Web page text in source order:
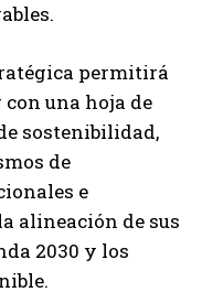
permitirá
una hoja de
sostenibilidad,
de
e
alineación de sus
2030 y los